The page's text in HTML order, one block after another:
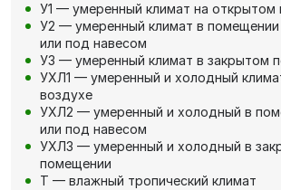
У1 — умеренный климат на открытом
У2 — умеренный климат в помещении
или под навесом
У3 — умеренный климат в закрытом
УХЛ1 — умеренный и холодный
воздухе
УХЛ2 — умеренный и холодный в
или под навесом
УХЛ3 — умеренный и холодный в
помещении
Т — влажный тропический климат